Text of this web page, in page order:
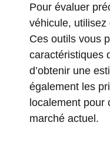
Pour évaluer
véhicule, utilisez
Ces outils vous
caractéristiques
d’obtenir une
également les
localement pour
marché actuel.